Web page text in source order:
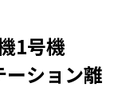
1号機
ーション離